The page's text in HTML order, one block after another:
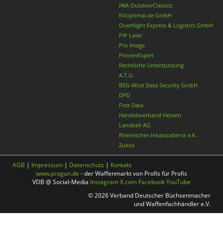
IWA OutdoorClassics
KVoptimal.de GmbH
OverNight Express & Logistics GmbH
PiP Laser
Pro Image
ProvenExpert
Rechtliche Unterstützung
A.T.U.
BSG-Wüst Data Security GmbH
DPD
First Data
Handelsverband Hessen
Landbell AG
Rheinischer-Inkassodienst e.K.
Zukos
AGB | Impressum | Datenschutz | Kontakt
www.progun.de - der Waffenmarkt von Profis für Profis
VDB @ Social-Media InstagramX.com FacebookYouTube
© 2026 Verband Deutscher Büchsenmacher
und Waffenfachhändler e.V.